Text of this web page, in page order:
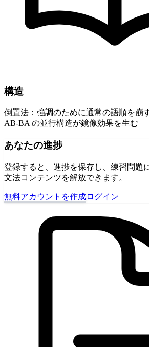
構造
倒置法：強調のために通常の語順を崩
AB-BA の並行構造が鏡像効果を生む
あなたの進捗
登録すると、進捗を保存し、練習問題
文法コンテンツを解放できます。
無料アカウントを作成ログイン